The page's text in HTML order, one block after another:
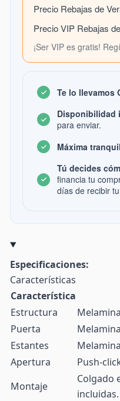
Precio Rebajas de
Precio VIP Rebajas
¡Ser VIP es gratis!
Te lo llevamos
Disponibilidad
para enviar.
Máxima
Tú decides
financia tu
días de recibir
Especificaciones:
Características
Característica
Estructura
Puerta
Estantes
Melamina
Apertura
Push-
Montaje
Colgado